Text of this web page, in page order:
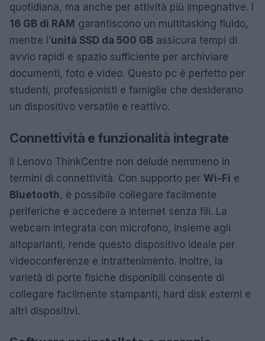
quotidiana, ma anche per attività più impegnative. I
16 GB di RAM garantiscono un multitasking fluido,
mentre l’unità SSD da 500 GB assicura tempi di
avvio rapidi e spazio sufficiente per archiviare
documenti, foto e video. Questo pc è perfetto per
studenti, professionisti e famiglie che desiderano
un dispositivo versatile e reattivo.
Connettività e funzionalità integrate
Il Lenovo ThinkCentre non delude nemmeno in
termini di connettività. Con supporto per Wi-Fi e
Bluetooth, è possibile collegare facilmente
periferiche e accedere a internet senza fili. La
webcam integrata con microfono, insieme agli
altoparlanti, rende questo dispositivo ideale per
videoconferenze e intrattenimento. Inoltre, la
varietà di porte fisiche disponibili consente di
collegare facilmente stampanti, hard disk esterni e
altri dispositivi.